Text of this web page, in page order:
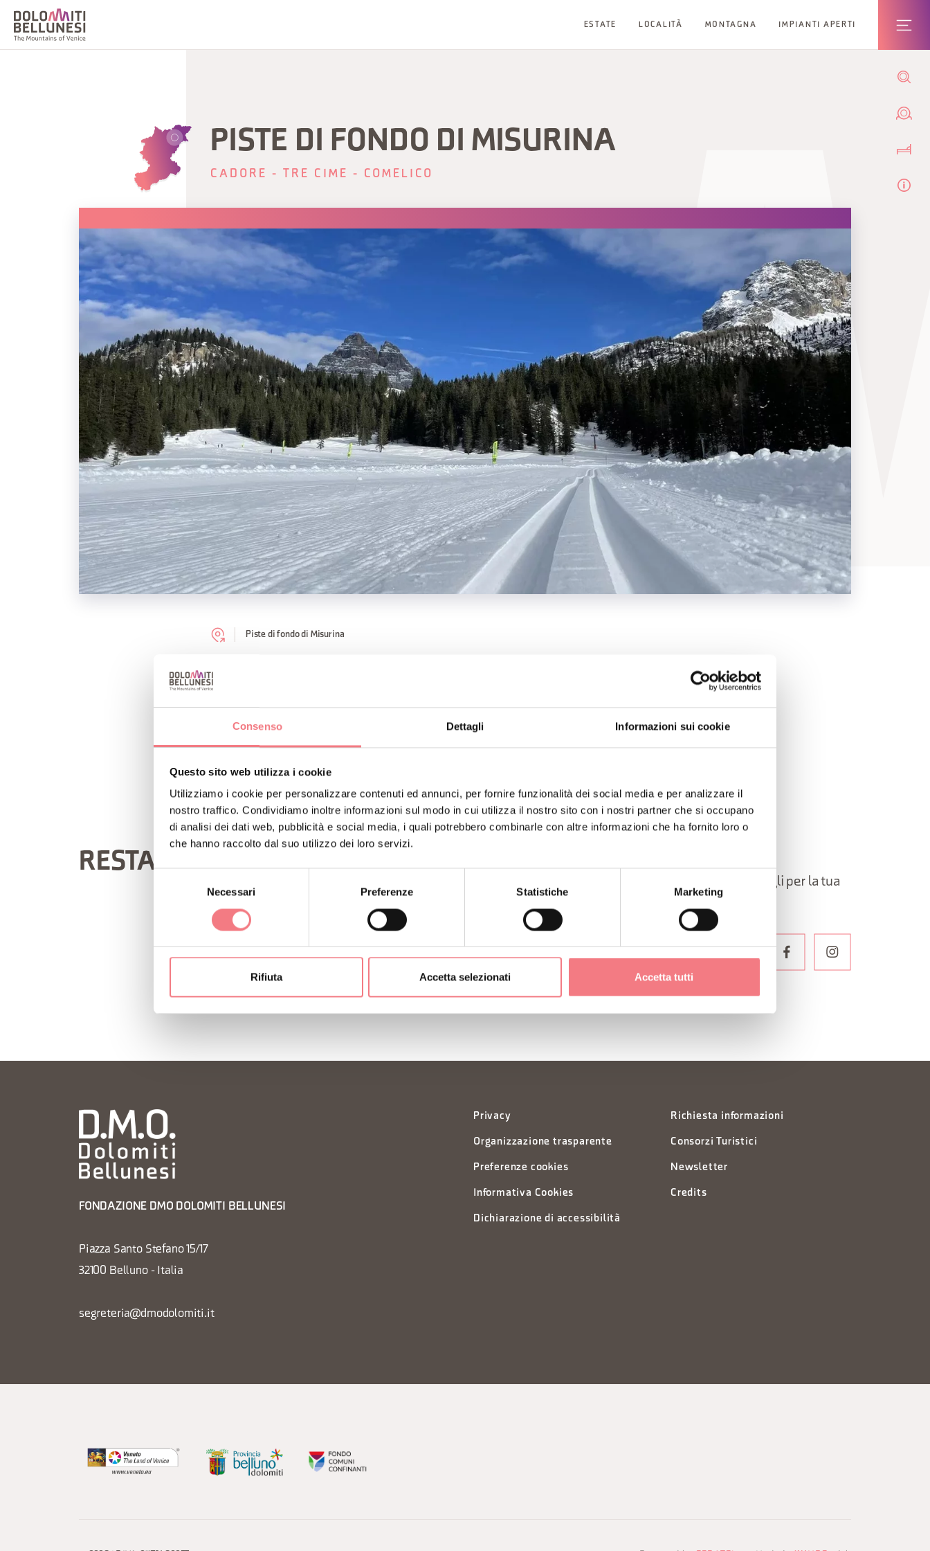
Consenso Dettagli Informazioni sui cookie
Questo sito web utilizza i cookie
Utilizziamo i cookie per personalizzare contenuti ed annunci, per fornire funzionalità dei social media e per analizzare il
nostro traffico. Condividiamo inoltre informazioni sul modo in cui utilizza il nostro sito con i nostri partner che si occupano
di analisi dei dati web, pubblicità e social media, i quali potrebbero combinarle con altre informazioni che ha fornito loro o
che hanno raccolto dal suo utilizzo dei loro servizi.
Necessari Preferenze Statistiche Marketing
Rifiuta Accetta selezionati Accetta tutti
ESTATE LOCALITÀ MONTAGNA IMPIANTI APERTI
PISTE DI FONDO DI MISURINA
CADORE - TRE CIME - COMELICO
Piste di fondo di Misurina
Nei pressi del campo scuola "Loita" potete sciare circondati da un paesaggio incantato.
RICHIEDI INFORMAZIONI
RESTA IN CONTATTO
Riceverai notizie, informazioni, itinerari, idee e consigli per la tua
vacanza in ogni stagione.
FONDAZIONE DMO DOLOMITI BELLUNESI
Piazza Santo Stefano 15/17
32100 Belluno - Italia
segreteria@dmodolomiti.it
Privacy
Organizzazione trasparente
Preferenze cookies
Informativa Cookies
Dichiarazione di accessibilità
Richiesta informazioni
Consorzi Turistici
Newsletter
Credits